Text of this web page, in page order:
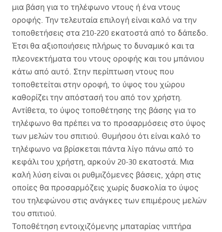
μια βάση για το τηλέφωνο ντους ή ένα ντους
οροφής. Την τελευταία επιλογή είναι καλό να την
τοποθετήσεις στα 210-220 εκατοστά από το δάπεδο.
Έτσι θα αξιοποιήσεις πλήρως το δυναμικό και τα
πλεονεκτήματα του ντους οροφής και του μπάνιου
κάτω από αυτό. Στην περίπτωση ντους που
τοποθετείται στην οροφή, το ύψος του χώρου
καθορίζει την απόστασή του από τον χρήστη.
Αντίθετα, το ύψος τοποθέτησης της βάσης για το
τηλέφωνο θα πρέπει να το προσαρμόσεις στο ύψος
των μελών του σπιτιού. Θυμήσου ότι είναι καλό το
τηλέφωνο να βρίσκεται πάντα λίγο πάνω από το
κεφάλι του χρήστη, αρκούν 20-30 εκατοστά. Μια
καλή λύση είναι οι ρυθμιζόμενες βάσεις, χάρη στις
οποίες θα προσαρμόζεις χωρίς δυσκολία το ύψος
του τηλεφώνου στις ανάγκες των επιμέρους μελών
του σπιτιού.
Τοποθέτηση εντοιχιζόμενης μπαταρίας νιπτήρα